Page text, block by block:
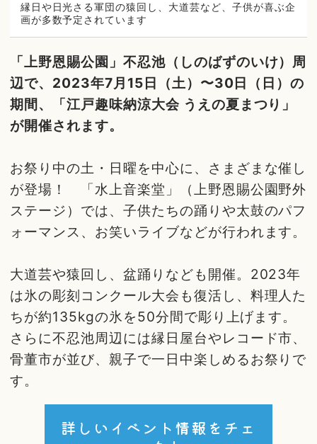
縁日や日光さる軍団の猿回し、大道芸など、子供が喜ぶ企
画が多数予定されています
「上野恩賜公園」不忍池（しのばずのいけ）周
辺で、2023年7月15日（土）〜30日（日）の
期間、「江戸趣味納涼大会 うえの夏まつり」
が開催されます。
お祭り中の土・日曜を中心に、さまざまな催し
が登場！ 「水上音楽堂」（上野恩賜公園野外
ステージ）では、子供たちの踊りや太鼓のパフ
ォーマンス、お笑いライブなどが行われます。
大道芸や猿回し、盆踊りなども開催。2023年
は氷の彫刻コンクール大会も復活し、料理人た
ちが約135kgの氷を50分間で彫り上げます。
さらに不忍池周辺には縁日屋台やレコード市、
骨董市が並び、親子で一日中楽しめるお祭りで
す。
詳しいイベント情報をチェ